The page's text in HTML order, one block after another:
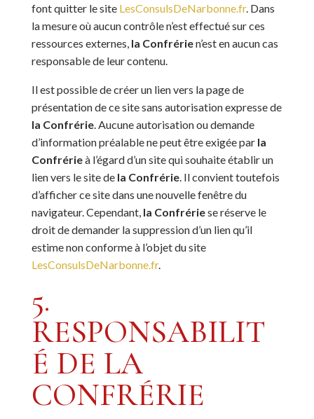
font quitter le site LesConsulsDeNarbonne.fr. Dans
la mesure où aucun contrôle n’est effectué sur ces
ressources externes, la Confrérien’est en aucun cas
responsable de leur contenu.
Il est possible de créer un lien vers la page de
présentation de ce site sans autorisation expresse de
la Confrérie. Aucune autorisation ou demande
d’information préalable ne peut être exigée par la
Confrérieà l’égard d’un site qui souhaite établir un
lien vers le site de la Confrérie. Il convient toutefois
d’afficher ce site dans une nouvelle fenêtre du
navigateur. Cependant, la Confrériese réserve le
droit de demander la suppression d’un lien qu’il
estime non conforme à l’objet du site
LesConsulsDeNarbonne.fr.
5.
RESPONSABILIT
É DE LA
CONFRÉRIE